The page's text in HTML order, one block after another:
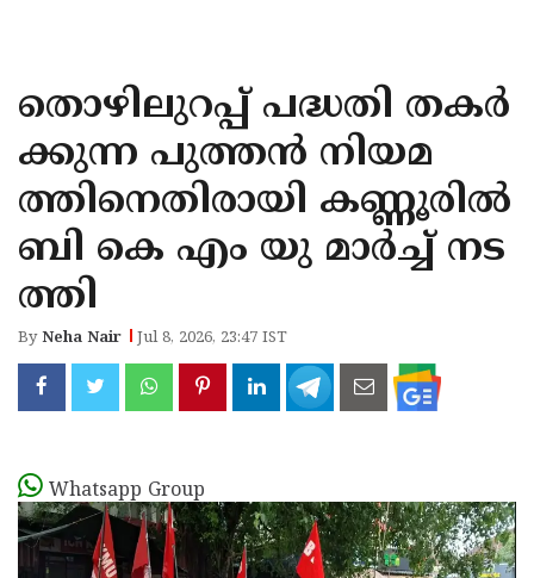
KANNUR
KASARAGOD
തൊഴിലുറപ്പ് പദ്ധതി തകർ
ക്കുന്ന പുത്തൻ നിയമ
ത്തിനെതിരായി കണ്ണൂരിൽ
ബി കെ എം യു മാർച്ച് നട
ത്തി
ByNeha Nair Jul 8, 2026, 23:47 IST
Whatsapp Group